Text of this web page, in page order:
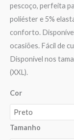
pescoço, perfeita
poliéster e 5%
conforto.
ocasiões. Fácil de
Disponível nos
(XXL).
Cor
Tamanho